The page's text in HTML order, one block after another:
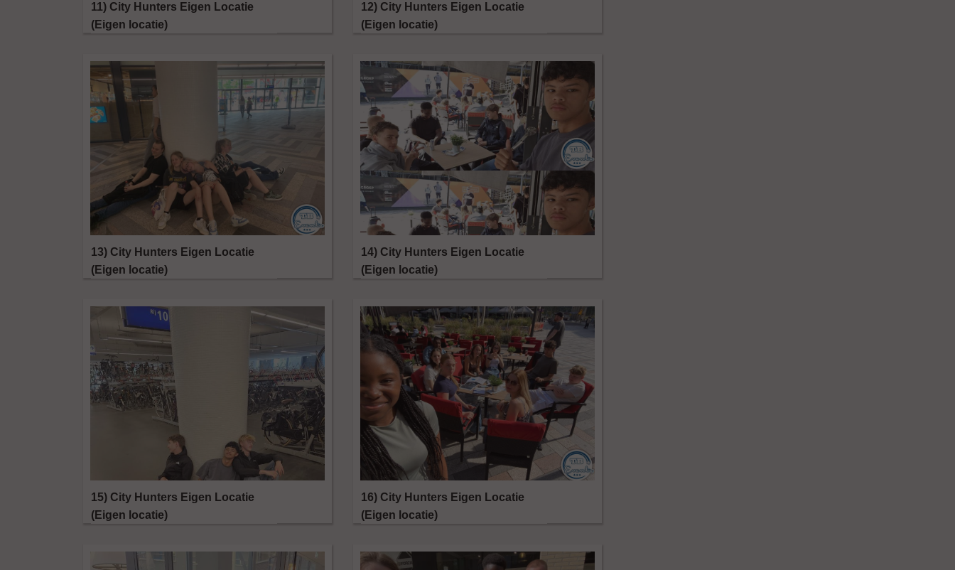
11) City Hunters Eigen Locatie
(Eigen locatie)
12) City Hunters Eigen Locatie
(Eigen locatie)
13) City Hunters Eigen Locatie
(Eigen locatie)
14) City Hunters Eigen Locatie
(Eigen locatie)
15) City Hunters Eigen Locatie
(Eigen locatie)
16) City Hunters Eigen Locatie
(Eigen locatie)